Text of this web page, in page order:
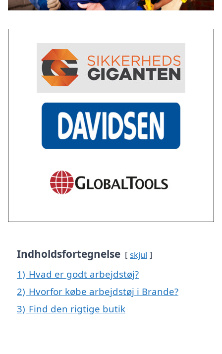
Indholdsfortegnelse skjul
1) Hvad er godt arbejdstøj?
2) Hvorfor købe arbejdstøj i Brande?
3) Find den rigtige butik